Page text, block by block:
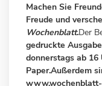
Bildergalerie
springen
Machen Sie
Freude und
Wochenblatt.Der
gedruckte Ausgabe
donnerstags ab
Paper.Außerdem
www.wochenblatt-